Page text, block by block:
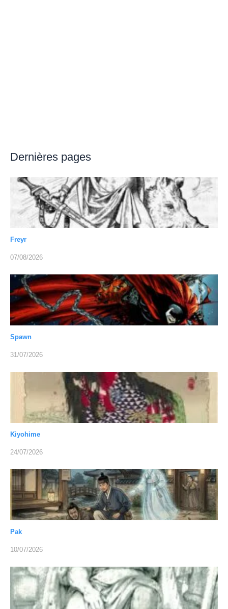
Dernières pages
Freyr
07/08/2026
Spawn
31/07/2026
Kiyohime
24/07/2026
Pak
10/07/2026